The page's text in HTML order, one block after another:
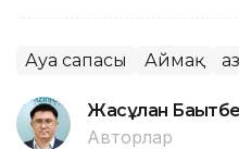
Ауа сапасы Аймақ
Жасұлан
Авторлар